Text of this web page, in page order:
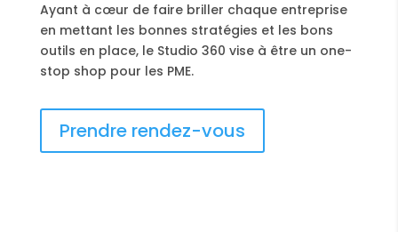
Ayant à cœur de faire briller chaque entreprise
en mettant les bonnes stratégies et les bons
outils en place, le Studio 360 vise à être un one-
stop shop pour les PME.
Prendre rendez-vous